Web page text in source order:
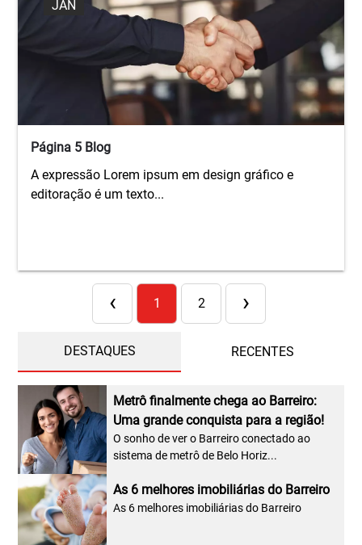
JAN
Página 5 Blog
A expressão Lorem ipsum em design gráfico e
editoração é um texto...
‹ 1 2 ›
DESTAQUES RECENTES
Metrô finalmente chega ao Barreiro:
Uma grande conquista para a região!
O sonho de ver o Barreiro conectado ao
sistema de metrô de Belo Horiz...
As 6 melhores imobiliárias do Barreiro
As 6 melhores imobiliárias do Barreiro